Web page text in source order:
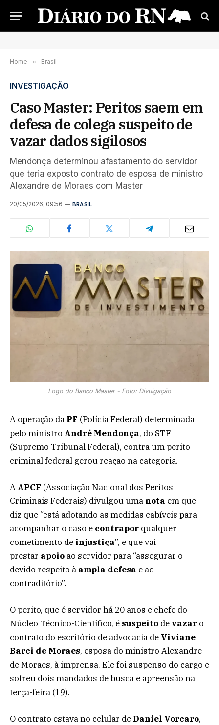
Home » Brasil
INVESTIGAÇÃO
Caso Master: Peritos saem em
defesa de colega suspeito de
vazar dados sigilosos
Mendonça determinou afastamento do servidor
que teria exposto contrato de esposa de ministro
Alexandre de Moraes com Master
20/05/2026, 09:56 BRASIL
Logo do Banco Master - Foto: Divulgação
A operação da PF (Polícia Federal) determinada
pelo ministro André Mendonça, do STF
(Supremo Tribunal Federal), contra um perito
criminal federal gerou reação na categoria.
A APCF (Associação Nacional dos Peritos
Criminais Federais) divulgou uma nota em que
diz que “está adotando as medidas cabíveis para
acompanhar o caso e contrapor qualquer
cometimento de injustiça”, e que vai
prestar apoio ao servidor para “assegurar o
devido respeito à ampla defesa e ao
contraditório”.
O perito, que é servidor há 20 anos e chefe do
Núcleo Técnico-Científico, é suspeito de vazar o
contrato do escritório de advocacia de Viviane
Barci de Moraes, esposa do ministro Alexandre
de Moraes, à imprensa. Ele foi suspenso do cargo e
sofreu dois mandados de busca e apreensão na
terça-feira (19).
O contrato estava no celular de Daniel Vorcaro,